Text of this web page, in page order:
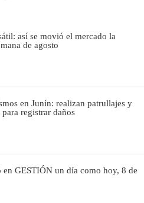
así se movió el mercado la
de agosto
en Junín: realizan patrullajes y
registrar daños
en GESTIÓN un día como hoy, 8 de